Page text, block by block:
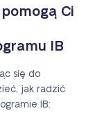
Ci
IB
się do
jak radzić
IB: